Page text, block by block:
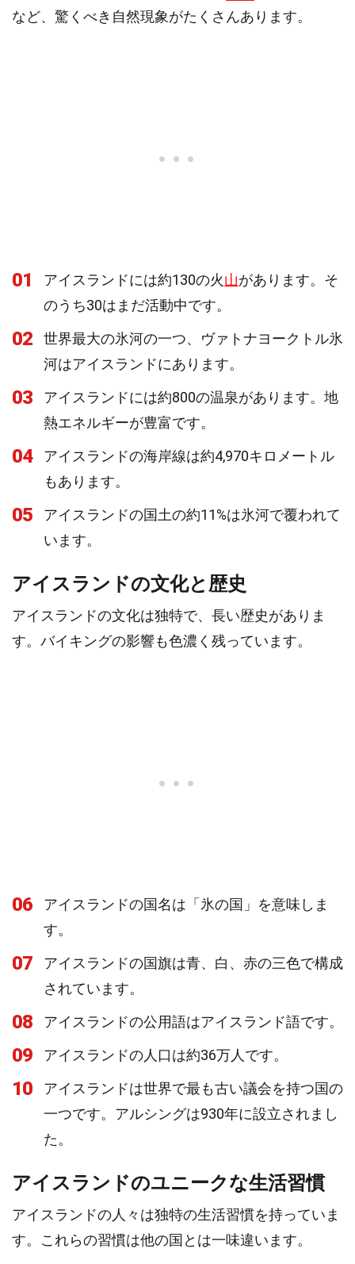
など、驚くべき自然現象がたくさんあります。
01 アイスランドには約130の火山があります。そ
のうち30はまだ活動中です。
02
世界最大の氷河の一つ、ヴァトナヨークトル氷
河はアイスランドにあります。
03
アイスランドには約800の温泉があります。地
熱エネルギーが豊富です。
04
アイスランドの海岸線は約4,970キロメートル
もあります。
05
アイスランドの国土の約11%は氷河で覆われて
います。
アイスランドの文化と歴史
アイスランドの文化は独特で、長い歴史がありま
す。バイキングの影響も色濃く残っています。
06
アイスランドの国名は「氷の国」を意味しま
す。
07
アイスランドの国旗は青、白、赤の三色で構成
されています。
08 アイスランドの公用語はアイスランド語です。
09 アイスランドの人口は約36万人です。
10
アイスランドは世界で最も古い議会を持つ国の
一つです。アルシングは930年に設立されまし
た。
アイスランドのユニークな生活習慣
アイスランドの人々は独特の生活習慣を持っていま
す。これらの習慣は他の国とは一味違います。